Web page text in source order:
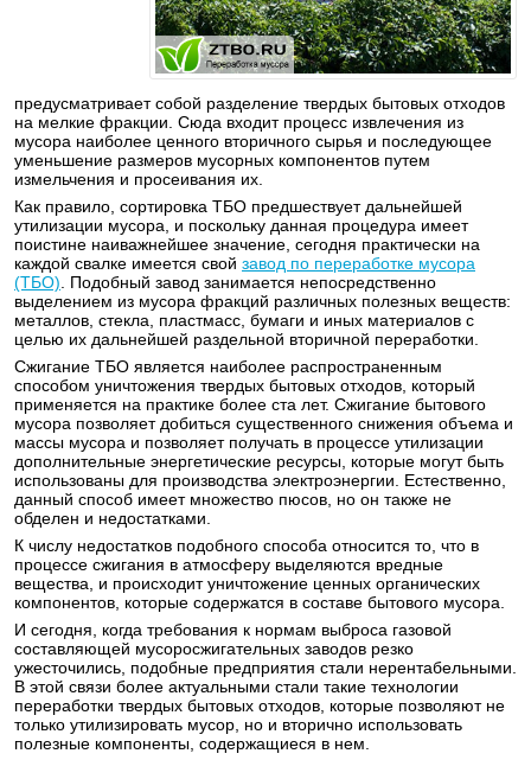
предусматривает собой разделение твердых бытовых отходов
на мелкие фракции. Сюда входит процесс извлечения из
мусора наиболее ценного вторичного сырья и последующее
уменьшение размеров мусорных компонентов путем
измельчения и просеивания их.
Как правило, сортировка ТБО предшествует дальнейшей
утилизации мусора, и поскольку данная процедура имеет
поистине наиважнейшее значение, сегодня практически на
каждой свалке имеется свой завод по переработке мусора
(ТБО). Подобный завод занимается непосредственно
выделением из мусора фракций различных полезных веществ:
металлов, стекла, пластмасс, бумаги и иных материалов с
целью их дальнейшей раздельной вторичной переработки.
Сжигание ТБО является наиболее распространенным
способом уничтожения твердых бытовых отходов, который
применяется на практике более ста лет. Сжигание бытового
мусора позволяет добиться существенного снижения объема и
массы мусора и позволяет получать в процессе утилизации
дополнительные энергетические ресурсы, которые могут быть
использованы для производства электроэнергии. Естественно,
данный способ имеет множество пюсов, но он также не
обделен и недостатками.
К числу недостатков подобного способа относится то, что в
процессе сжигания в атмосферу выделяются вредные
вещества, и происходит уничтожение ценных органических
компонентов, которые содержатся в составе бытового мусора.
И сегодня, когда требования к нормам выброса газовой
составляющей мусоросжигательных заводов резко
ужесточились, подобные предприятия стали нерентабельными.
В этой связи более актуальными стали такие технологии
переработки твердых бытовых отходов, которые позволяют не
только утилизировать мусор, но и вторично использовать
полезные компоненты, содержащиеся в нем.